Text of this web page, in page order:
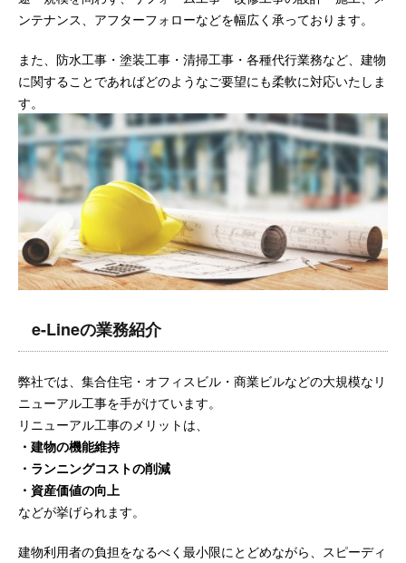
ンテナンス、アフターフォローなどを幅広く承っております。
また、防水工事・塗装工事・清掃工事・各種代行業務など、建物
に関することであればどのようなご要望にも柔軟に対応いたしま
す。
e-Lineの業務紹介
弊社では、集合住宅・オフィスビル・商業ビルなどの大規模なリ
ニューアル工事を手がけています。
リニューアル工事のメリットは、
・建物の機能維持
・ランニングコストの削減
・資産価値の向上
などが挙げられます。
建物利用者の負担をなるべく最小限にとどめながら、スピーディ